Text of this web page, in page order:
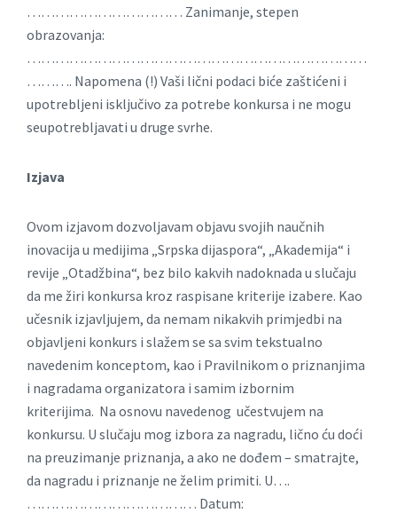
…………………………… Zanimanje, stepen
obrazovanja:
………………………………………………………………
………. Napomena (!) Vaši lični podaci biće zaštićeni i
upotrebljeni isključivo za potrebe konkursa i ne mogu
seupotrebljavati u druge svrhe.
Izjava
Ovom izjavom dozvoljavam objavu svojih naučnih
inovacija u medijima „Srpska dijaspora“, „Akademija“ i
revije „Otadžbina“, bez bilo kakvih nadoknada u slučaju
da me žiri konkursa kroz raspisane kriterije izabere. Kao
učesnik izjavljujem, da nemam nikakvih primjedbi na
objavljeni konkurs i slažem se sa svim tekstualno
navedenim konceptom, kao i Pravilnikom o priznanjima
i nagradama organizatora i samim izbornim
kriterijima. Na osnovu navedenog učestvujem na
konkursu. U slučaju mog izbora za nagradu, lično ću doći
na preuzimanje priznanja, a ako ne dođem – smatrajte,
da nagradu i priznanje ne želim primiti. U….
……………………………… Datum: